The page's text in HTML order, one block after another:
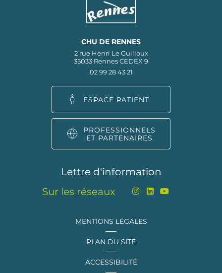
CHU DE RENNES
2 rue Henri Le Guilloux
35033 Rennes CEDEX 9
02 99 28 43 21
ESPACE PATIENT
PROFESSIONNELS
ET PARTENAIRES
Lettre d'information
Sur les réseaux
MENTIONS LÉGALES
PLAN DU SITE
ACCESSIBILITÉ